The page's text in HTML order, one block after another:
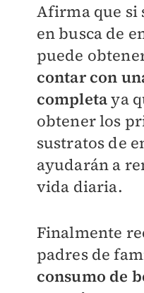
Afirma que si
en busca de
puede
contar con
completaya
obtener los
sustratos de
ayudarán a
vida diaria.
Finalmente
padres de
consumo de